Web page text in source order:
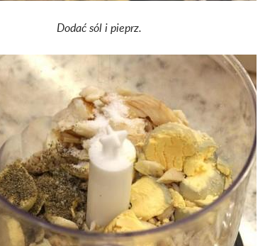
Dodać sól i pieprz.